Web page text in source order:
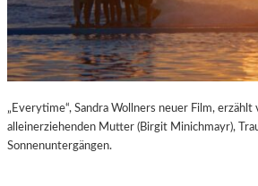
„Everytime“, Sandra Wollners neuer Film,
alleinerziehenden Mutter (Birgit Minichmayr),
Sonnenuntergängen.